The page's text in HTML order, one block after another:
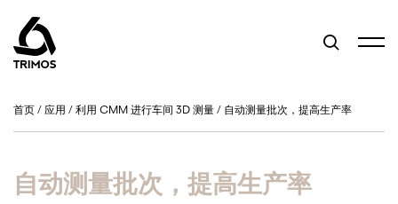
首页 / 应用 / 利用 CMM 进行车间 3D 测量 / 自动测量批次，提高生产率
自动测量批次，提高生产率